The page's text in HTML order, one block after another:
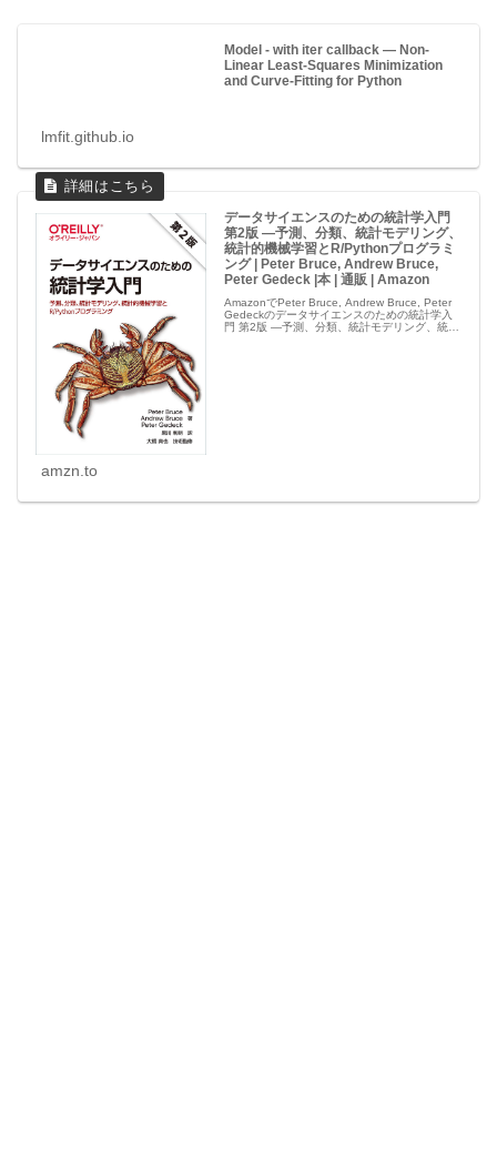
Model - with iter callback — Non-
Linear Least-Squares Minimization
and Curve-Fitting for Python
lmfit.github.io
データサイエンスのための統計学入門
第2版 ―予測、分類、統計モデリング、
統計的機械学習とR/Pythonプログラミ
ング | Peter Bruce, Andrew Bruce,
Peter Gedeck |本 | 通販 | Amazon
AmazonでPeter Bruce, Andrew Bruce, Peter
Gedeckのデータサイエンスのための統計学入
門 第2版 ―予測、分類、統計モデリング、統計
amzn.to